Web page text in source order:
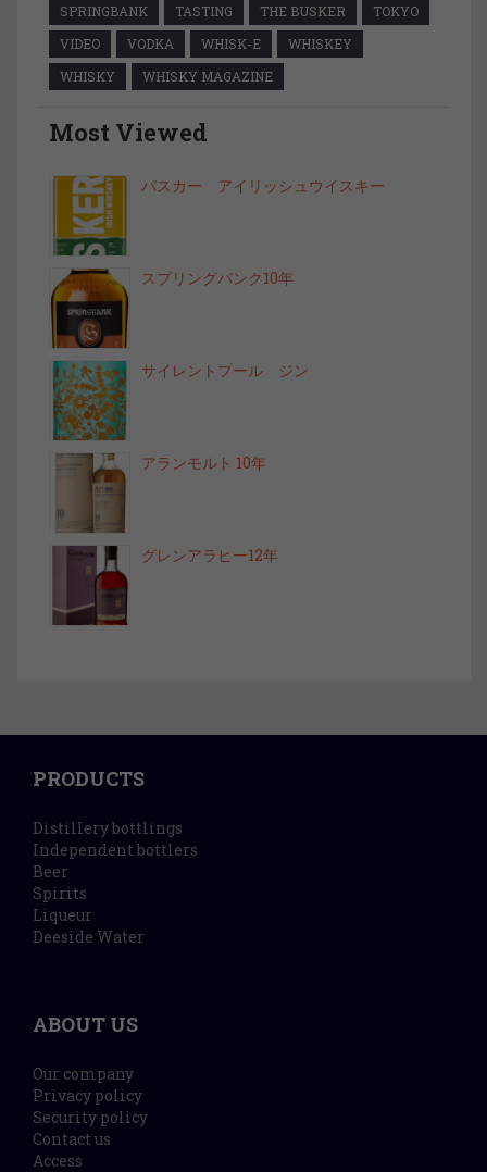
SPRINGBANK
TASTING THE BUSKER
TOKYO
VIDEO
VODKA WHISK-E
WHISKEY
WHISKY
WHISKY MAGAZINE
Most Viewed
バスカー アイリッシュウイスキー
スプリングバンク10年
サイレントプール ジン
アランモルト 10年
グレンアラヒー12年
PRODUCTS
Distillery bottlings
Independent bottlers
Beer
Spirits
Liqueur
Deeside Water
ABOUT US
Our company
Privacy policy
Security policy
Contact us
Access